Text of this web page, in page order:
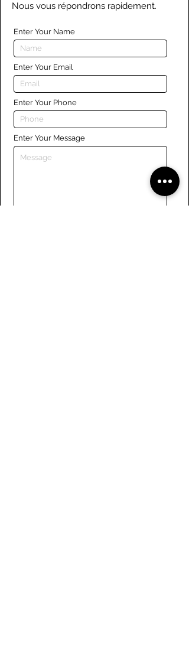
Nous vous répondrons rapidement.
Enter Your Name
Enter Your Email
Enter Your Phone
Enter Your Message